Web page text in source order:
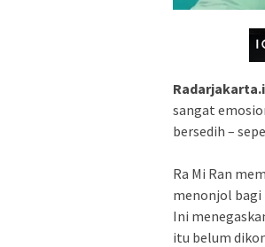
sangat
bersedih –
Ra Mi Ran
menonjol bagi
Ini
itu belum